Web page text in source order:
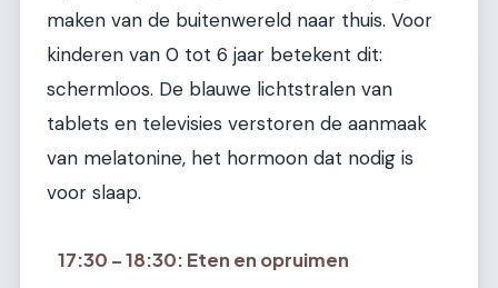
maken van de buitenwereld naar thuis. Voor
kinderen van 0 tot 6 jaar betekent dit:
schermloos. De blauwe lichtstralen van
tablets en televisies verstoren de aanmaak
van melatonine, het hormoon dat nodig is
voor slaap.
17:30 – 18:30: Eten en opruimen